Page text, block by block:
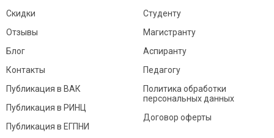
Скидки
Отзывы
Блог
Контакты
Студенту
Магистранту
Аспиранту
Педагогу
Публикация в ВАК
Публикация в РИНЦ
Публикация в ЕГПНИ
Политика обработки
персональных данных
Договор оферты